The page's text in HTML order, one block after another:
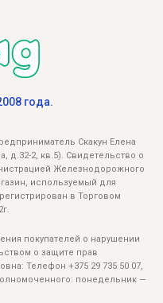
года.
Скакун Елена
д.32-2, кв.5). Свидетельство о
Железнодорожного
используемый для
в Торговом
покупателей о нарушении
о защите прав
Телефон +375 29 735 50 07,
понедельник —